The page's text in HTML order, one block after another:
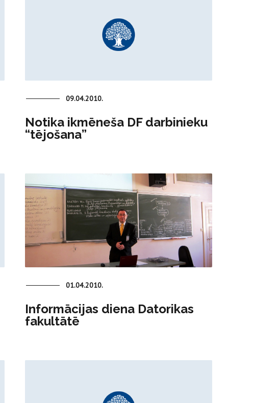
09.04.2010.
Notika ikmēneša DF darbinieku
“tējošana”
01.04.2010.
Informācijas diena Datorikas
fakultātē